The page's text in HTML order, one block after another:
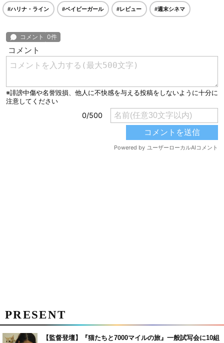
#ハリナ・ライン #ベイビーガール #レビュー #週末シネマ
PRESENT
【監督登壇】『猫たちと7000マイルの旅』一般試写会に10組